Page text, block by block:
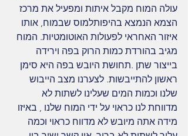
עולה המוח מקבל איתות ומפעיל את מרכז
הצמא הנמצא בהיפותלמוס שבמוח, אותו
איזור האחראי לפעולות האוטומטיות. המוח
מגיב בהורדת כמות הרוק בפה וירידה
בייצור שתן .תחושת היובש בפה היא סימן
ראשון להתייבשות. לצערנו מצב הייבוש
שלנו וכמות המים שעלינו לשתות לא
מדווחת לנו כראוי על ידי המוח שלנו , באיזו
מידה אתה מיובש לא מדווח כראוי וכמה